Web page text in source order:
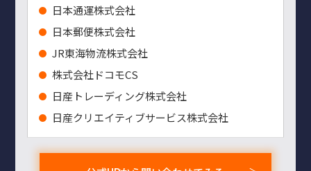
⽇本通運株式会社
⽇本郵便株式会社
JR東海物流株式会社
株式会社ドコモCS
日産トレーディング株式会社
日産クリエイティブサービス株式会社